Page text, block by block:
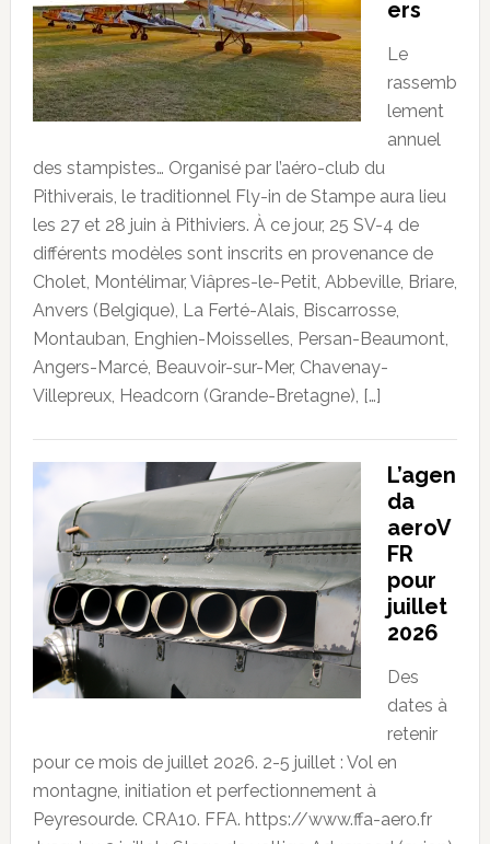
ers
Le
rassemb
lement
annuel
des stampistes… Organisé par l’aéro-club du
Pithiverais, le traditionnel Fly-in de Stampe aura lieu
les 27 et 28 juin à Pithiviers. À ce jour, 25 SV-4 de
différents modèles sont inscrits en provenance de
Cholet, Montélimar, Viâpres-le-Petit, Abbeville, Briare,
Anvers (Belgique), La Ferté-Alais, Biscarrosse,
Montauban, Enghien-Moisselles, Persan-Beaumont,
Angers-Marcé, Beauvoir-sur-Mer, Chavenay-
Villepreux, Headcorn (Grande-Bretagne), […]
L’agen
da
aeroV
FR
pour
juillet
2026
Des
dates à
retenir
pour ce mois de juillet 2026. 2-5 juillet : Vol en
montagne, initiation et perfectionnement à
Peyresourde. CRA10. FFA. https://www.ffa-aero.fr